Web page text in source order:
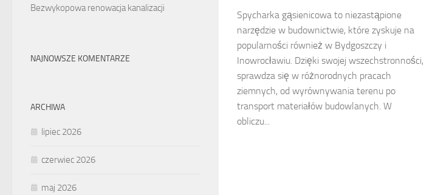
Spycharka gąsienicowa to niezastąpione
narzędzie w budownictwie, które zyskuje na
popularności również w Bydgoszczy i
Inowrocławiu. Dzięki swojej wszechstronności,
sprawdza się w różnorodnych pracach
ziemnych, od wyrównywania terenu po
transport materiałów budowlanych. W
obliczu...
Bezwykopowa renowacja kanalizacji
NAJNOWSZE KOMENTARZE
ARCHIWA
lipiec 2026
czerwiec 2026
maj 2026